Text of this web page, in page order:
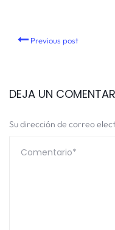
Previous post
DEJA UN
Su dirección de correo